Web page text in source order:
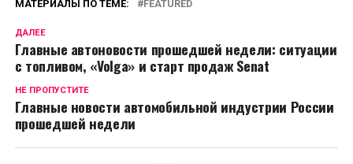
МАТЕРИАЛЫ ПО ТЕМЕ: FEATURED
ДАЛЕЕ
Главные автоновости прошедшей недели: ситуации
с топливом, «Volga» и старт продаж Senat
НЕ ПРОПУСТИТЕ
Главные новости автомобильной индустрии России
прошедшей недели